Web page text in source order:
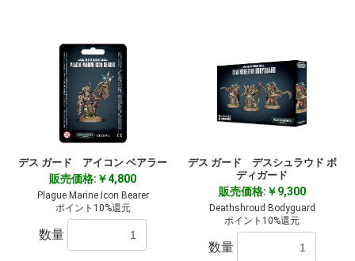
デス ガード アイコン ベアラー
販売価格:￥4,800
Plague Marine Icon Bearer
ポイント10%還元
数量
デス ガード デスシュラウド ボ
ディガード
販売価格:￥9,300
Deathshroud Bodyguard
ポイント10%還元
数量
お買い物を続ける